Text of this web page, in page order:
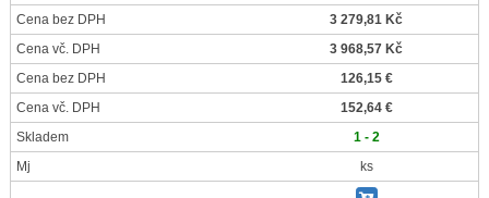
Cena bez DPH
3 279,81 Kč
Cena vč. DPH
3 968,57 Kč
Cena bez DPH
126,15 €
Cena vč. DPH
152,64 €
Skladem
1 - 2
Mj
ks